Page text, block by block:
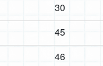
30
45
46